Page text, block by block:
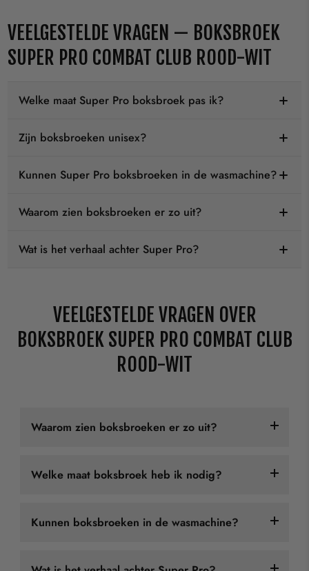
VEELGESTELDE VRAGEN — BOKSBROEK
SUPER PRO COMBAT CLUB ROOD-WIT
Welke maat Super Pro boksbroek pas ik?
Zijn boksbroeken unisex?
Kunnen Super Pro boksbroeken in de wasmachine?
Waarom zien boksbroeken er zo uit?
Wat is het verhaal achter Super Pro?
VEELGESTELDE VRAGEN OVER
BOKSBROEK SUPER PRO COMBAT CLUB
ROOD-WIT
Waarom zien boksbroeken er zo uit?
iconische uitstraling. Waarom?
functie:
Welke maat boksbroek heb ik nodig?
Boksbroeken gaan meestal op "normale" maten, van XS
t/m XXL.
Kunnen boksbroeken in de wasmachine?